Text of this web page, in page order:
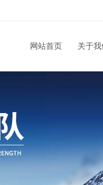
网站首页 关于我